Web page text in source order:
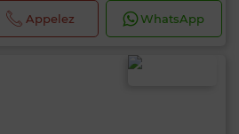
Appelez WhatsApp